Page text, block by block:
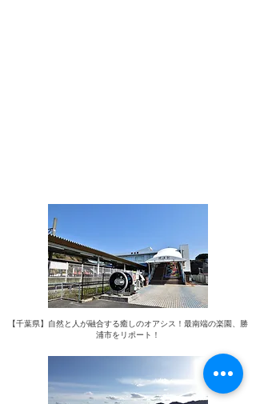
【千葉県】自然と人が融合する癒しのオアシス！最南端の楽園、勝
浦市をリポート！